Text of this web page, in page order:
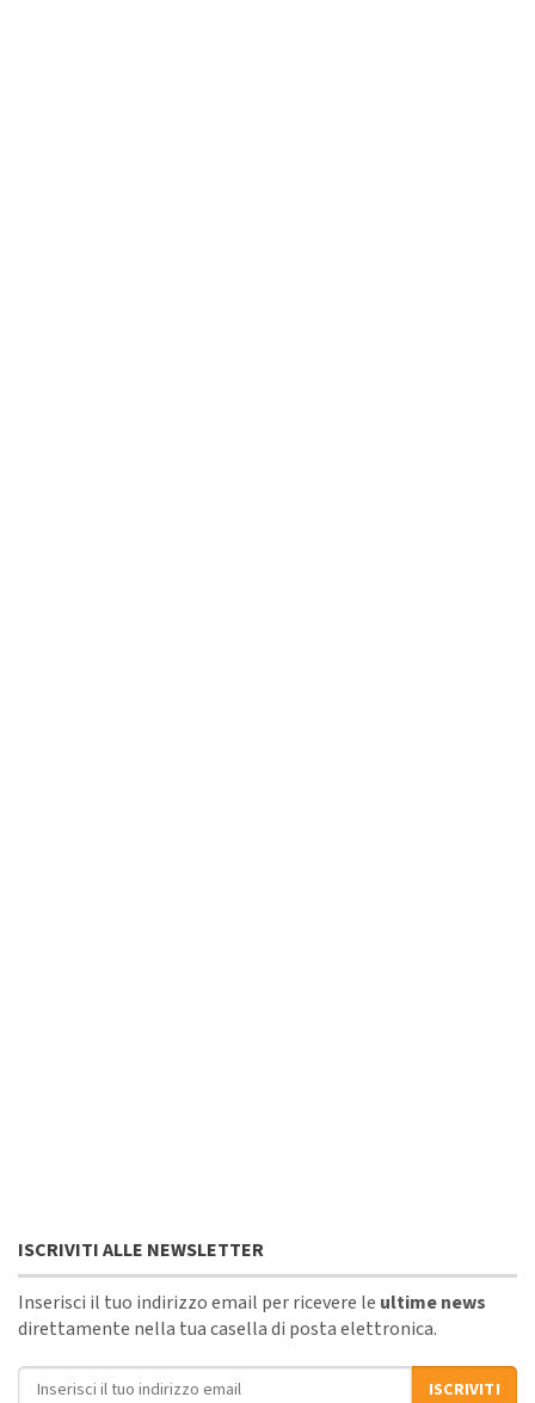
ISCRIVITI ALLE NEWSLETTER
Inserisci il tuo indirizzo email per ricevere le ultime news
direttamente nella tua casella di posta elettronica.
Indirizzo email
ISCRIVITI